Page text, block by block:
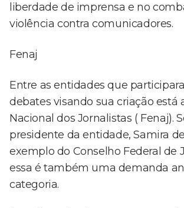
liberdade de imprensa e no
violência contra comunicadores.
Fenaj
Entre as entidades que
debates visando sua criação está
Nacional dos Jornalistas ( Fenaj).
presidente da entidade, Samira
exemplo do Conselho Federal de
essa é também uma demanda
categoria.